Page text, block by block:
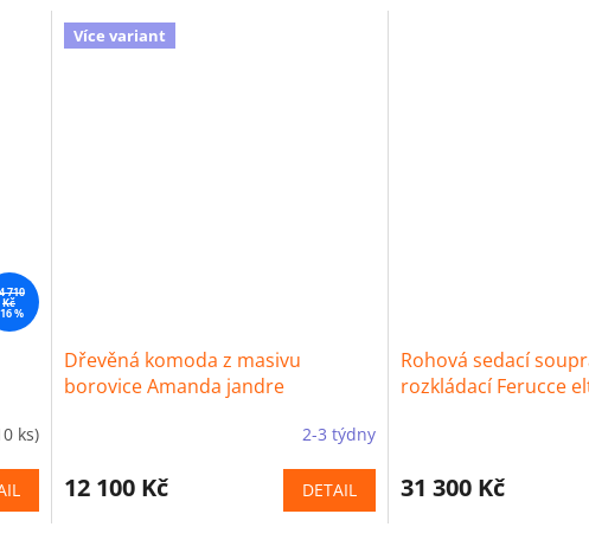
710
Kč
%
ks)
Více variant
Dřevěná komoda z masivu
borovice Amanda jandre
2-3 týdny
12 100 Kč DETAIL
Rohová sedací
rozkládací Ferucce
31 300 Kč